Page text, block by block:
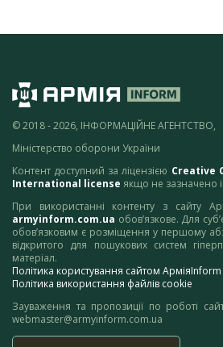
© 2018 - 2026, ІНФОРМАЦІЙНЕ АГЕНТСТВО,
Міністерство оборони України
Контент доступний за ліцензією Creative
International license якщо не зазначено
При використанні контенту з сайту
armyinform.com.ua обов’язкове. Для
обов’язковим є розміщення у першому
відкритого для пошукових систем
матеріал.
Політика користування сайтом АрміяInform
Політика використання файлів cookie
Зауваження та пропозиції по роботі
webmaster@armyinform.com.ua